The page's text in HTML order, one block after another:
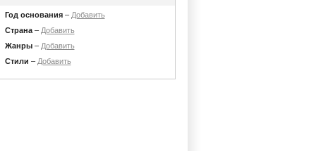
Год основания– Добавить
Страна– Добавить
Жанры– Добавить
Стили – Добавить